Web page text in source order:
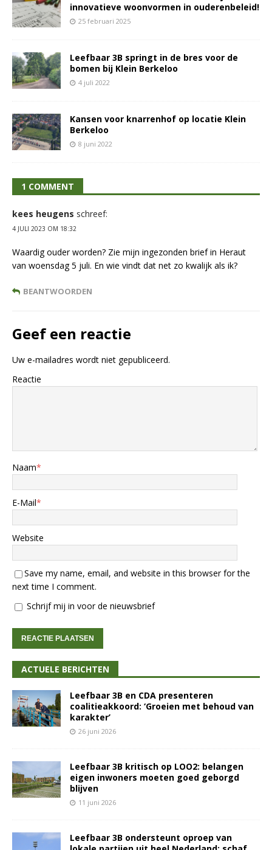
innovatieve woonvormen in ouderenbeleid!
25 februari 2025
Leefbaar 3B springt in de bres voor de
bomen bij Klein Berkeloo
4 juli 2022
Kansen voor knarrenhof op locatie Klein
Berkeloo
8 juni 2022
1 COMMENT
kees heugens schreef:
4 JULI 2023 OM 18:32
Waardig ouder worden? Zie mijn ingezonden brief in Heraut
van woensdag 5 juli. En wie vindt dat net zo kwalijk als ik?
BEANTWOORDEN
Geef een reactie
Uw e-mailadres wordt niet gepubliceerd.
Reactie
Naam*
E-Mail*
Website
Save my name, email, and website in this browser for the
next time I comment.
Schrijf mij in voor de nieuwsbrief
ACTUELE BERICHTEN
Leefbaar 3B en CDA presenteren
coalitieakkoord: ‘Groeien met behoud van
karakter’
26 juni 2026
Leefbaar 3B kritisch op LOO2: belangen
eigen inwoners moeten goed geborgd
blijven
11 juni 2026
Leefbaar 3B ondersteunt oproep van